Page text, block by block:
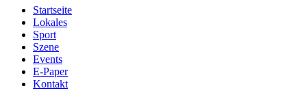
Startseite
Lokales
Sport
Szene
Events
E-Paper
Kontakt